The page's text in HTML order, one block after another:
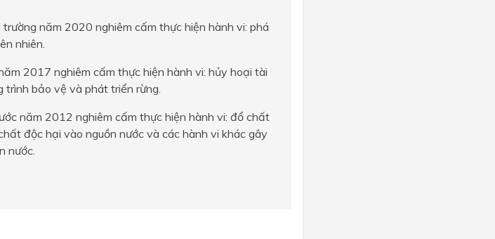
năm 2020 nghiêm cấm thực hiện hành vi: phá
nhiên.
2017 nghiêm cấm thực hiện hành vi: hủy hoại tài
trình bảo vệ và phát triển rừng.
năm 2012 nghiêm cấm thực hiện hành vi: đổ chất
độc hại vào nguồn nước và các hành vi khác gây
nước.